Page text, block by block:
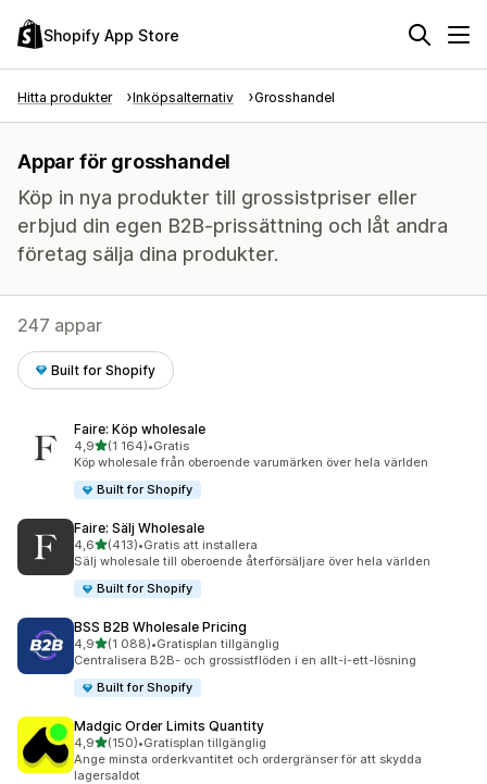
Shopify App Store
Hitta produkter Inköpsalternativ Grosshandel
Appar för grosshandel
Köp in nya produkter till grossistpriser eller
erbjud din egen B2B-prissättning och låt andra
företag sälja dina produkter.
247 appar
Built for Shopify
Faire: Köp wholesale
4,9av 5 stjärnor
(1 164)
1164 recensioner totalt
•Gratis
Köp wholesale från oberoende varumärken över hela världen
Built for Shopify
Faire: Sälj Wholesale
4,6av 5 stjärnor
(413)
413 recensioner totalt
•Gratis att installera
Sälj wholesale till oberoende återförsäljare över hela världen
Built for Shopify
BSS B2B Wholesale Pricing
4,9av 5 stjärnor
(1 088)
1088 recensioner totalt
•Gratisplan tillgänglig
Centralisera B2B- och grossistflöden i en allt-i-ett-lösning
Built for Shopify
Madgic Order Limits Quantity
4,9av 5 stjärnor
(150)
150 recensioner totalt
•Gratisplan tillgänglig
Ange minsta orderkvantitet och ordergränser för att skydda
lagersaldot